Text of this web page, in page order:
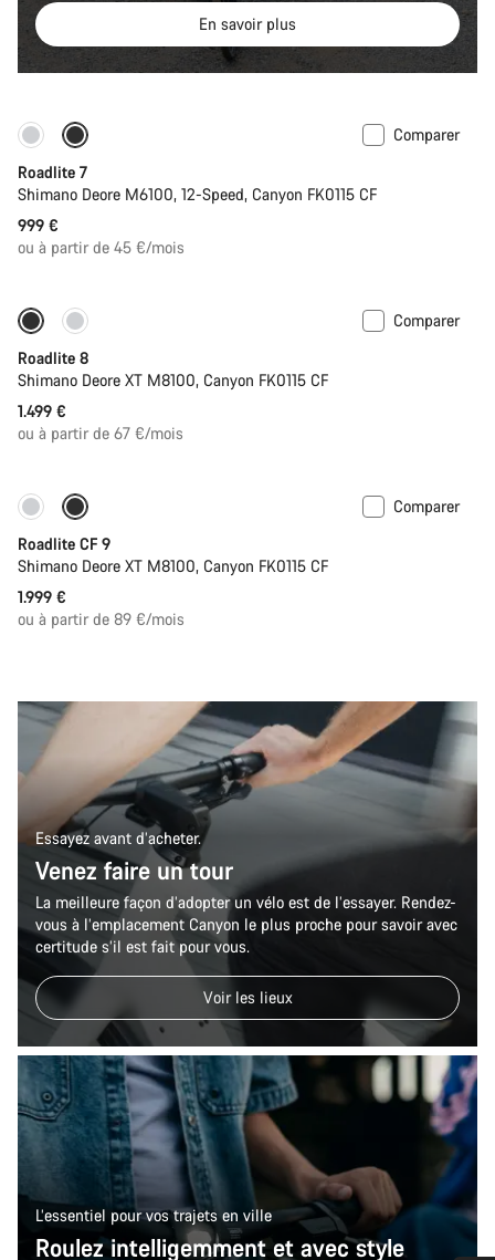
En savoir plus
Disponible uniquement en S
Comparer
Roadlite 7
Shimano Deore M6100, 12-Speed, Canyon FK0115 CF
999 €
ou à partir de 45 €/mois
Disponible uniquement en S | M
Comparer
Roadlite 8
Shimano Deore XT M8100, Canyon FK0115 CF
1.499 €
ou à partir de 67 €/mois
Disponible uniquement en S | M
Comparer
Roadlite CF 9
Shimano Deore XT M8100, Canyon FK0115 CF
1.999 €
ou à partir de 89 €/mois
Essayez avant d’acheter.
Venez faire un tour
La meilleure façon d’adopter un vélo est de l’essayer. Rendez-
vous à l’emplacement Canyon le plus proche pour savoir avec
certitude s’il est fait pour vous.
Voir les lieux
L’essentiel pour vos trajets en ville
Roulez intelligemment et avec style